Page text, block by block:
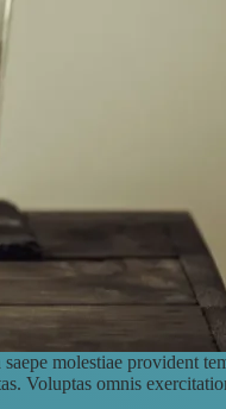
molestiae provident
Voluptas omnis